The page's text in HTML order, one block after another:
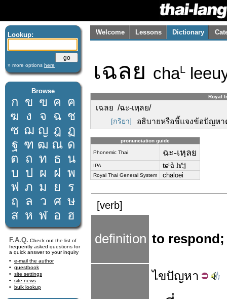
Lookup:
» more options here
Browse
ก ข ฃ ค ฅ
ฆ ง จ ฉ ช
ซ ฌ ญ ฎ ฏ
ฐ ฑ ฒ ณ ด
ต ถ ท ธ น
บ ป ผ ฝ พ
ฟ ภ ม ย
ร
ฤ
ล ว ศ ษ
ส ห ฬ อ ฮ
F.A.Q. Check out the list of
frequently asked questions for
a quick answer to your inquiry
e-mail the author
guestbook
site settings
site news
bulk lookup
Welcome Lessons Dictionary
เฉลย chaL
Royal
เฉลย /ฉะ-เหฺลย/
[กริยา] อธิบายหรือชี้แจงข้อปัญหา
pronunciation guide
Phonemic Thai ฉะ-เหฺลย
IPA tɕʰà lɤ̌ːj
Royal Thai General System chaloei
[verb]
definition to respond;
ไขปัญหา